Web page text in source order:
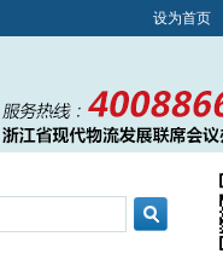
设为首页